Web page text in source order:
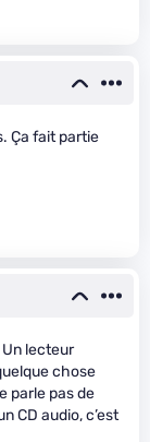
Ça fait partie
Un lecteur
chose
parle pas de
CD audio, c’est